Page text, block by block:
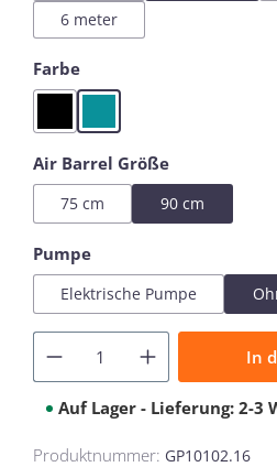
6 meter
Farbeauswählen
Black Mint
Air Barrel Größeauswählen
75 cm 90 cm
Pumpeauswählen
Elektrische Pumpe
In
Auf Lager - Lieferung: 2-3
Produktnummer: GP10102.16